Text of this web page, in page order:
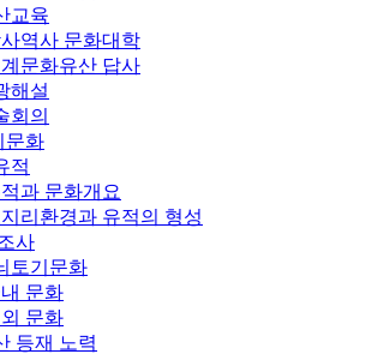
교육
역사 문화대학
문화유산 답사
해설
회의
문화
적
과 문화개요
리환경과 유적의 형성
사
토기문화
문화
문화
등재 노력